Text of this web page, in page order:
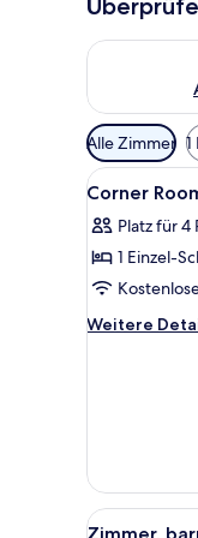
Überprüfe
Verfügbare
Filter
für
Alle Zimmer
Alle
Fotos
für
Corner
Room
with
4
Corner
Platz für 4
1 Einzel-
Weitere
Weitere
Bed
Alle4
Zimmer,